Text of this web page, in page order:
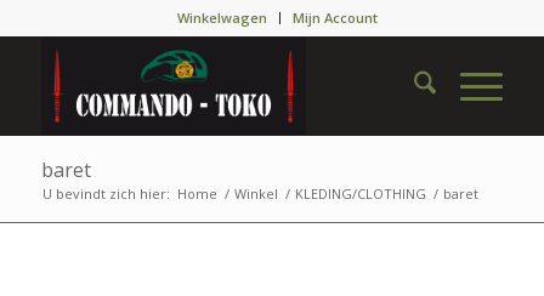
Winkelwagen Mijn Account
baret
U bevindt zich hier: Home / Winkel / KLEDING/CLOTHING / baret